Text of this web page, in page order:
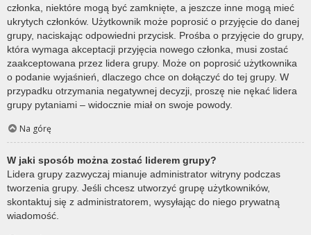
członka, niektóre mogą być zamknięte, a jeszcze inne mogą mieć
ukrytych członków. Użytkownik może poprosić o przyjęcie do danej
grupy, naciskając odpowiedni przycisk. Prośba o przyjęcie do grupy,
która wymaga akceptacji przyjęcia nowego członka, musi zostać
zaakceptowana przez lidera grupy. Może on poprosić użytkownika
o podanie wyjaśnień, dlaczego chce on dołączyć do tej grupy. W
przypadku otrzymania negatywnej decyzji, proszę nie nękać lidera
grupy pytaniami – widocznie miał on swoje powody.
Na górę
W jaki sposób można zostać liderem grupy?
Lidera grupy zazwyczaj mianuje administrator witryny podczas
tworzenia grupy. Jeśli chcesz utworzyć grupę użytkowników,
skontaktuj się z administratorem, wysyłając do niego prywatną
wiadomość.